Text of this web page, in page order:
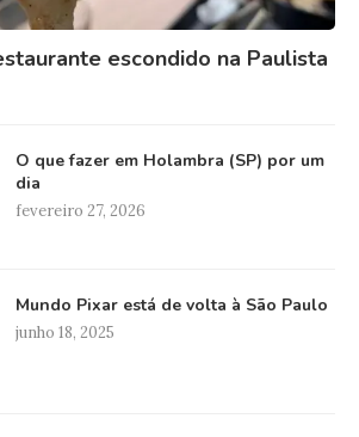
escondido na Paulista
O que fazer em Holambra (SP) por um
dia
fevereiro 27, 2026
Mundo Pixar está de volta à São Paulo
junho 18, 2025